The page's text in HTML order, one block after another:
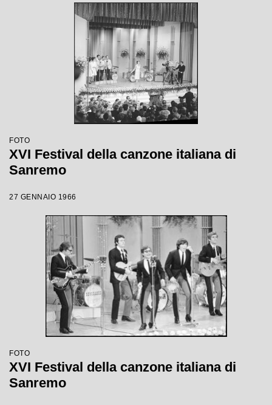
FOTO
XVI Festival della canzone italiana di
Sanremo
27 GENNAIO 1966
FOTO
XVI Festival della canzone italiana di
Sanremo